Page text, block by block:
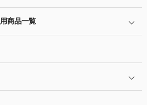
併用がオススメな理由とは？
更方法
月と金額を指定)について
入例
に商品一覧
選び方